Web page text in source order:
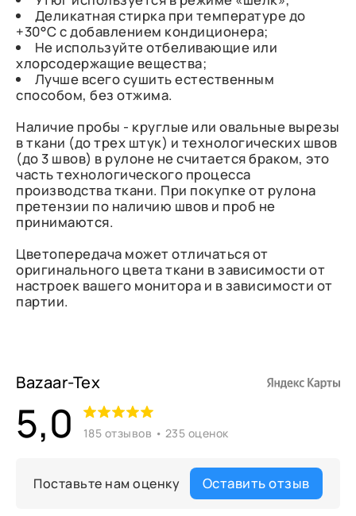
Деликатная стирка при температуре до
+30°C с добавлением кондиционера;
Не используйте отбеливающие или
хлорсодержащие вещества;
Лучше всего сушить естественным
способом, без отжима.
Наличие пробы - круглые или овальные вырезы
в ткани (до трех штук) и технологических швов
(до 3 швов) в рулоне не считается браком, это
часть технологического процесса
производства ткани. При покупке от рулона
претензии по наличию швов и проб не
принимаются.
Цветопередача может отличаться от
оригинального цвета ткани в зависимости от
настроек вашего монитора и в зависимости от
партии.
Bazaar-Tex
5,0 185 отзывов • 235 оценок
Поставьте нам оценку Оставить отзыв